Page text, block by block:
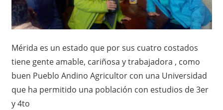
Mérida es un estado que por sus cuatro costados
tiene gente amable, cariñosa y trabajadora , como
buen Pueblo Andino Agricultor con una Universidad
que ha permitido una población con estudios de 3er
y 4to